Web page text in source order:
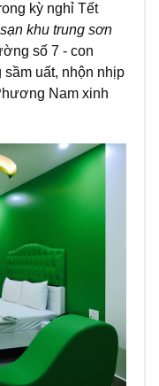
kỳ nghỉ Tết
khu trung sơn
số 7 - con
uất, nhộn nhịp
Nam xinh